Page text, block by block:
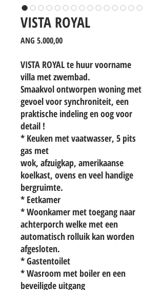
VISTA ROYAL
ANG 5.000,00Prijs
VISTA ROYAL te huur voorname
villa met zwembad.
Smaakvol ontworpen woning met
gevoel voor synchroniteit, een
praktische indeling en oog voor
detail !
* Keuken met vaatwasser, 5 pits
gas met
wok, afzuigkap, amerikaanse
koelkast, ovens en veel handige
bergruimte.
* Eetkamer
* Woonkamer met toegang naar
achterporch welke met een
automatisch rolluik kan worden
afgesloten.
* Gastentoilet
* Wasroom met boiler en een
beveiligde uitgang